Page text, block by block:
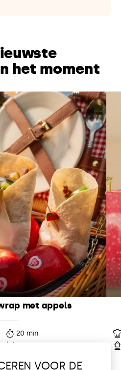
het moment
met appels
20 min
VOOR DE